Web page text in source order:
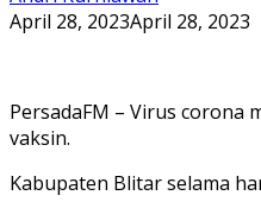
April 28, 2023April 28, 2023
PersadaFM – Virus
vaksin.
Kabupaten Blitar selama